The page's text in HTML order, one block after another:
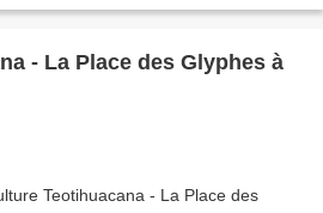
- La Place des Glyphes à